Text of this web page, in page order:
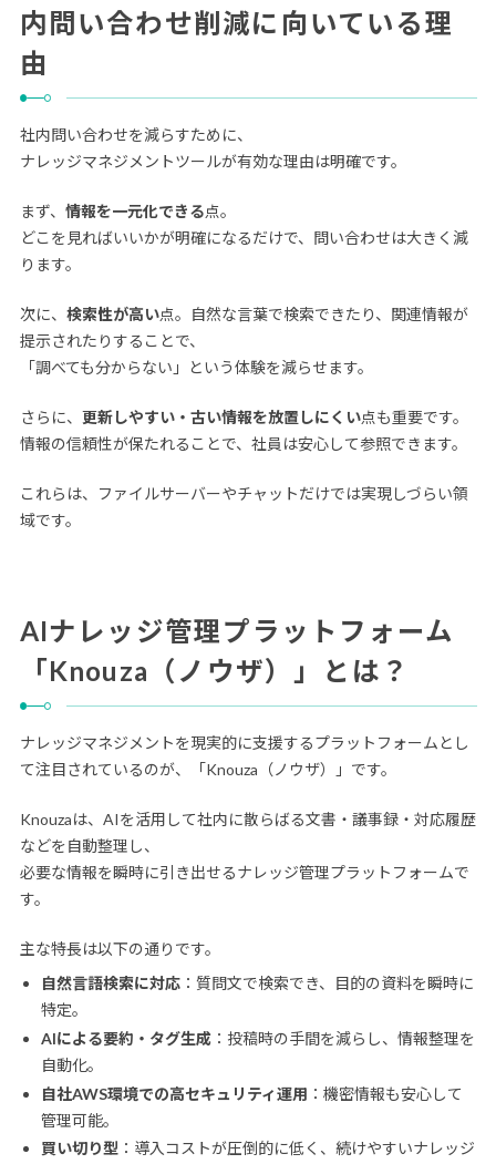
内問い合わせ削減に向いている理
由
社内問い合わせを減らすために、
ナレッジマネジメントツールが有効な理由は明確です。
まず、 情報を一元化できる点。
どこを見ればいいかが明確になるだけで、問い合わせは大きく減
ります。
次に、 検索性が高い点。自然な言葉で検索できたり、関連情報が
提示されたりすることで、
「調べても分からない」という体験を減らせます。
さらに、 更新しやすい・古い情報を放置しにくい点も重要です。
情報の信頼性が保たれることで、社員は安心して参照できます。
これらは、ファイルサーバーやチャットだけでは実現しづらい領
域です。
AIナレッジ管理プラットフォーム
「Knouza（ノウザ）」とは？
ナレッジマネジメントを現実的に支援するプラットフォームとし
て注目されているのが、「Knouza（ノウザ）」です。
Knouzaは、AIを活用して社内に散らばる文書・議事録・対応履歴
などを自動整理し、
必要な情報を瞬時に引き出せるナレッジ管理プラットフォームで
す。
主な特長は以下の通りです。
自然言語検索に対応：質問文で検索でき、目的の資料を瞬時に
特定。
AIによる要約・タグ生成：投稿時の手間を減らし、情報整理を
自動化。
自社AWS環境での高セキュリティ運用 ：機密情報も安心して
管理可能。
買い切り型 ：導入コストが圧倒的に低く、続けやすいナレッジ